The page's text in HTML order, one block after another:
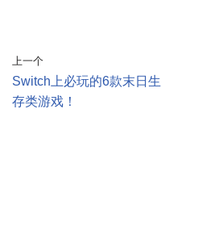
上一个
Switch上必玩的6款末日生
存类游戏！